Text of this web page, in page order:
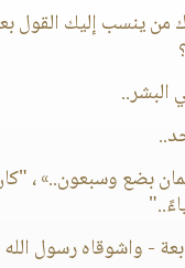
من ينسب إليك
البشر..
بضع وسبعون..» ،
- واشوقاه رسول الله